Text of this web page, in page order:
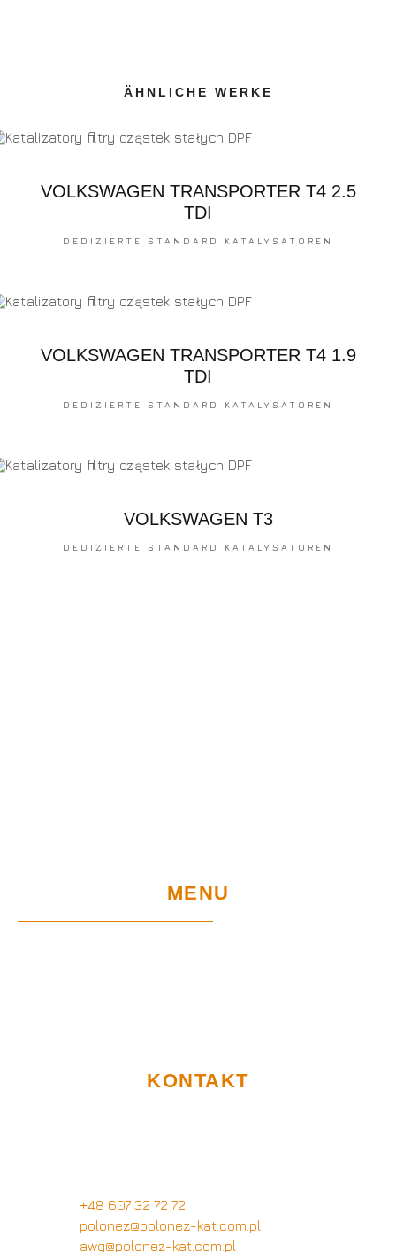
ÄHNLICHE WERKE
VOLKSWAGEN TRANSPORTER T4 2.5
TDI
DEDIZIERTE STANDARD KATALYSATOREN
VOLKSWAGEN TRANSPORTER T4 1.9
TDI
DEDIZIERTE STANDARD KATALYSATOREN
VOLKSWAGEN T3
DEDIZIERTE STANDARD KATALYSATOREN
MENU
KONTAKT
+48 607 32 72 72
polonez@polonez-kat.com.pl
awg@polonez-kat.com.pl